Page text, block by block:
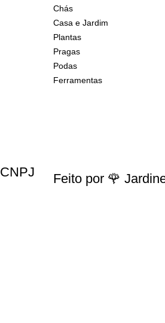
Chás
Casa e Jardim
Plantas
Pragas
Podas
Ferramentas
Feito por 🌹